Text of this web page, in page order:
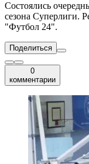
Состоялись
сезона Суперлиги.
"Футбол 24".
Поделиться
0
комментарии